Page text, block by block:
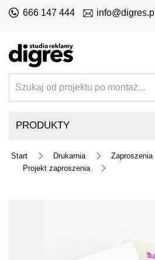
666 147 444 info@digres.pl
PRODUKTY
Start Drukarnia
Zaproszenia
Projekt zaproszenia